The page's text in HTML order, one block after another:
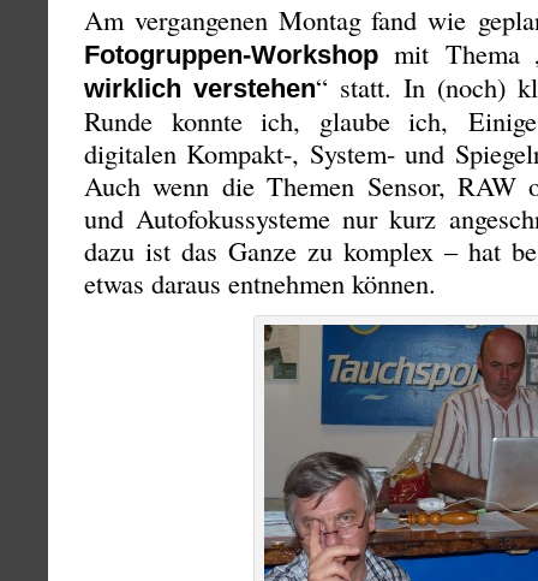
Am vergangenen Montag fand wie
Fotogruppen-Workshop mit Thema
wirklich verstehen“ statt. In (noch)
Runde konnte ich, glaube ich,
digitalen Kompakt-, System- und
Auch wenn die Themen Sensor, RAW
und Autofokussysteme nur kurz
dazu ist das Ganze zu komplex – hat
etwas daraus entnehmen können.